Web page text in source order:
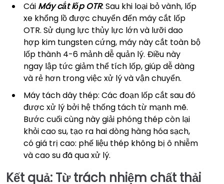
Cái Máy cắt lốp OTR: Sau khi loại bỏ vành, lốp
xe khổng lồ được chuyển đến máy cắt lốp
OTR. Sử dụng lực thủy lực lớn và lưỡi dao
hợp kim tungsten cứng, máy này cắt toàn bộ
lốp thành 4-6 mảnh dễ quản lý. Điều này
ngay lập tức giảm thể tích lốp, giúp dễ dàng
và rẻ hơn trong việc xử lý và vận chuyển.
Máy tách dây thép: Các đoạn lốp cắt sau đó
được xử lý bởi hệ thống tách từ mạnh mẽ.
Bước cuối cùng này giải phóng thép còn lại
khỏi cao su, tạo ra hai dòng hàng hóa sạch,
có giá trị cao: phế liệu thép không bị ô nhiễm
và cao su đã qua xử lý.
Kết quả: Từ trách nhiệm chất thải